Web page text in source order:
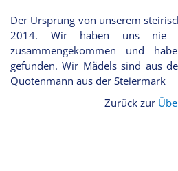
Der Ursprung von unserem
2014. Wir haben uns nie
zusammengekommen und
gefunden. Wir Mädels sind aus
Quotenmann aus der Steiermark
Zurück zur